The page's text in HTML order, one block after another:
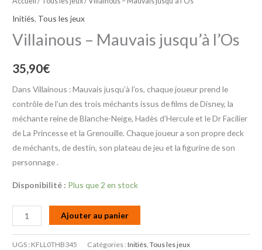
Initiés, Tous les jeux
Villainous – Mauvais jusqu’à l’Os
35,90€
Dans Villainous : Mauvais jusqu’à l’os, chaque joueur prend le
contrôle de l’un des trois méchants issus de films de Disney, la
méchante reine de Blanche-Neige, Hadès d’Hercule et le Dr Facilier
de La Princesse et la Grenouille. Chaque joueur a son propre deck
de méchants, de destin, son plateau de jeu et la figurine de son
personnage .
Disponibilité : Plus que 2 en stock
Ajouter au panier
UGS : KFLL0THB345 Catégories :Initiés,Tous les jeux